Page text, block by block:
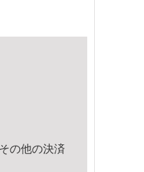
の他の決済